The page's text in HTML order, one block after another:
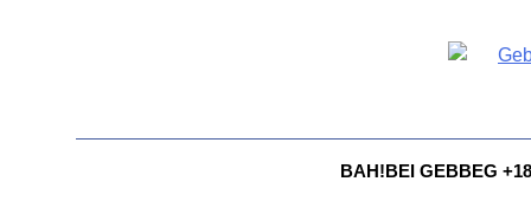
BAH!BEI GEBBEG +18